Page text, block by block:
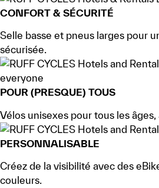
CONFORT & SÉCURITÉ
Selle basse et pneus larges pour
sécurisée.
POUR (PRESQUE) TOUS
Vélos unisexes pour tous les âges,
PERSONNALISABLE
Créez de la visibilité avec des
couleurs.